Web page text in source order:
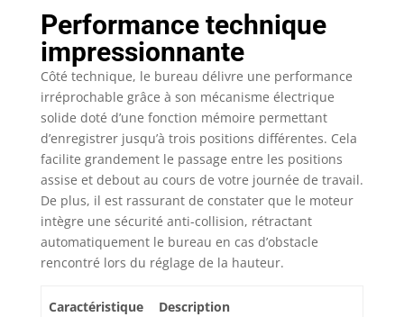
: La double barre de
soutien confère au
plateau de table une
grande stabilité, finis
les de vacillements.
Grâce à ses pieds en
acier, ce bureau
réglable en hauteur
peut supporter jusqu'à
70 kg Assemblage
facile : Grâce aux
pièces numérotées et
aux instructions faciles
à comprendre, vous
réglable en hauteur.
Performance technique
impressionnante
Côté technique, le bureau délivre une performance
irréprochable grâce à son mécanisme électrique
solide doté d’une fonction mémoire permettant
d’enregistrer jusqu’à trois positions différentes. Cela
facilite grandement le passage entre les positions
assise et debout au cours de votre journée de travail.
De plus, il est rassurant de constater que le moteur
intègre une sécurité anti-collision, rétractant
automatiquement le bureau en cas d’obstacle
rencontré lors du réglage de la hauteur.
Caractéristique Description